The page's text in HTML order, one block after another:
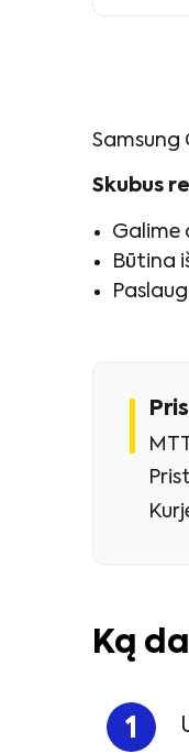
Samsung
Skubus
Galime
Būtina
Ką